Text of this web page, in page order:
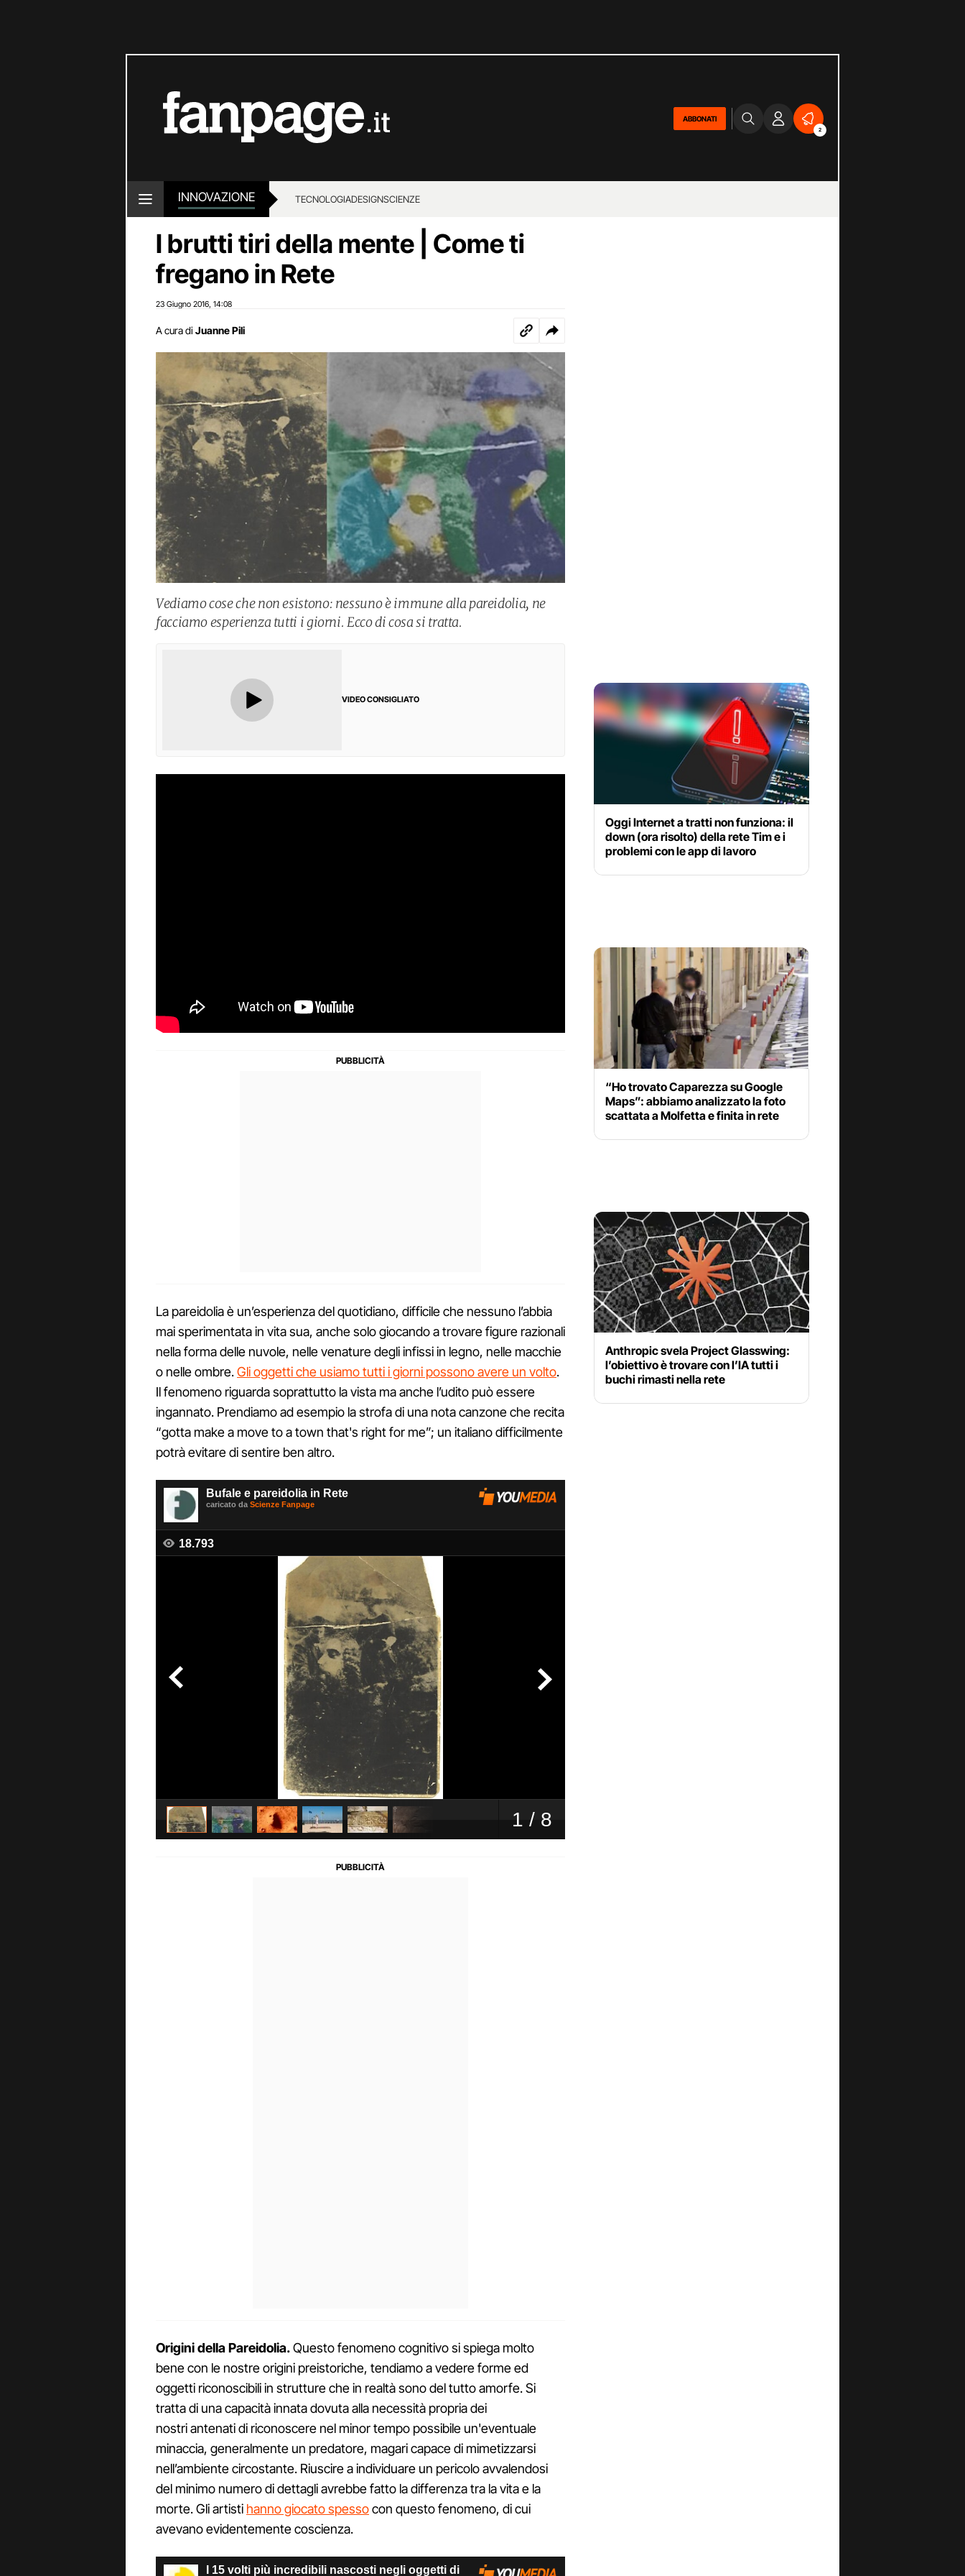
ABBONATI
2
INNOVAZIONE TECNOLOGIADESIGNSCIENZE
I brutti tiri della mente | Come ti
fregano in Rete
23 Giugno 2016 14:08
A cura di Juanne Pili
Vediamo cose che non esistono: nessuno è immune alla pareidolia, ne
facciamo esperienza tutti i giorni. Ecco di cosa si tratta.
VIDEO CONSIGLIATO
La pareidolia è un’esperienza del quotidiano, difficile che nessuno l’abbia
mai sperimentata in vita sua, anche solo giocando a trovare figure razionali
nella forma delle nuvole, nelle venature degli infissi in legno, nelle macchie
o nelle ombre.Gli oggetti che usiamo tutti i giorni possono avere un volto.
Il fenomeno riguarda soprattutto la vista ma anche l’udito può essere
ingannato. Prendiamo ad esempio la strofa di una nota canzone che recita
“gotta make a move to a town that's right for me”; un italiano difficilmente
potrà evitare di sentire ben altro.
Origini della Pareidolia.Questo fenomeno cognitivo si spiega molto
bene con le nostre origini preistoriche, tendiamo a vedere forme ed
oggetti riconoscibili in strutture che in realtà sono del tutto amorfe. Si
tratta di una capacità innata dovuta alla necessità propria dei
nostriantenati di riconoscere nel minor tempo possibile un'eventuale
minaccia, generalmente un predatore, magari capace di mimetizzarsi
nell’ambiente circostante. Riuscire a individuare un pericolo avvalendosi
del minimo numero di dettagli avrebbe fatto la differenza tra la vita e la
morte. Gli artisti hanno giocato spessocon questo fenomeno, di cui
avevano evidentemente coscienza.
Oggi Internet a tratti non funziona: il
down (ora risolto) della rete Tim e i
problemi con le app di lavoro
“Ho trovato Caparezza su Google
Maps”: abbiamo analizzato la foto
scattata a Molfetta e finita in rete
Anthropic svela Project Glasswing:
l’obiettivo è trovare con l’IA tutti i
buchi rimasti nella rete